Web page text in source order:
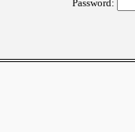
Password: